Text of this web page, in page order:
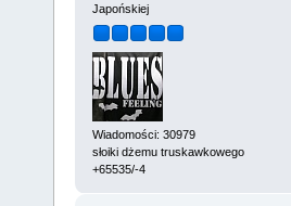
Japońskiej
Wiadomości: 30979
słoiki dżemu truskawkowego
+65535/-4